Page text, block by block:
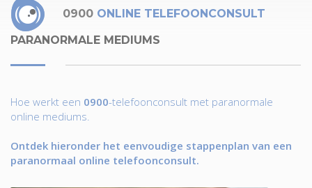
0900 ONLINE TELEFOONCONSULT
PARANORMALE MEDIUMS
Hoe werkt een 0900-telefoonconsult met paranormale
online mediums.
Ontdek hieronder het eenvoudige stappenplan van een
paranormaal online telefoonconsult.